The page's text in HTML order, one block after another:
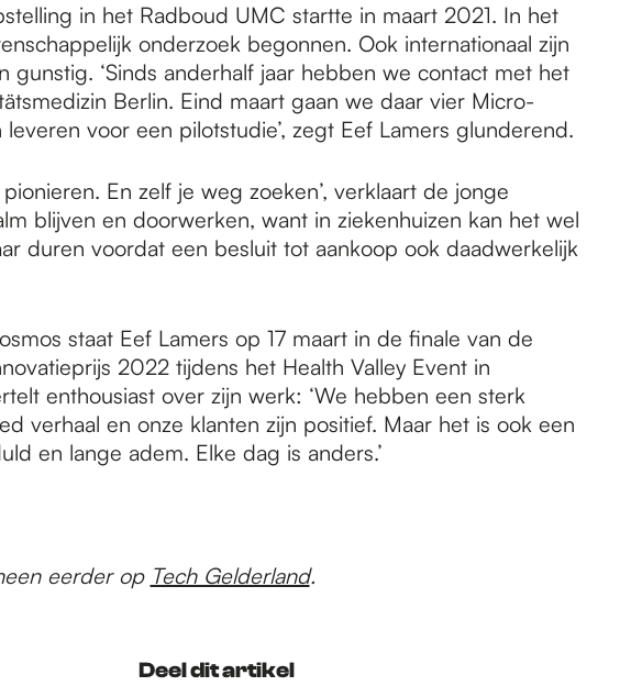
in het Radboud UMC startte in maart 2021. In het
onderzoek begonnen. Ook internationaal zijn
gunstig. ‘Sinds anderhalf jaar hebben we contact met het
Berlin. Eind maart gaan we daar vier Micro-
voor een pilotstudie’, zegt Eef Lamers glunderend.
En zelf je weg zoeken’, verklaart de jonge
blijven en doorwerken, want in ziekenhuizen kan het wel
duren voordat een besluit tot aankoop ook daadwerkelijk
staat Eef Lamers op 17 maart in de finale van de
2022 tijdens het Health Valley Event in
enthousiast over zijn werk: ‘We hebben een sterk
verhaal en onze klanten zijn positief. Maar het is ook een
en lange adem. Elke dag is anders.’
eerder op Tech Gelderland.
Deel dit artikel